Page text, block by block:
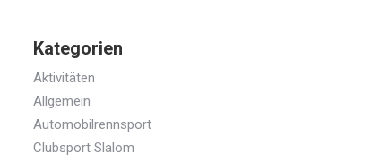
Kategorien
Aktivitäten
Allgemein
Automobilrennsport
Clubsport Slalom